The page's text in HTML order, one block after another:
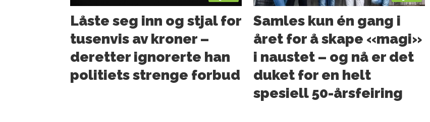
Låste seg inn og stjal for
tusenvis av kroner –
deretter ignorerte han
politiets strenge forbud
Samles kun én gang i
året for å skape «magi»
i naustet – og nå er det
duket for en helt
spesiell 50-årsfeiring